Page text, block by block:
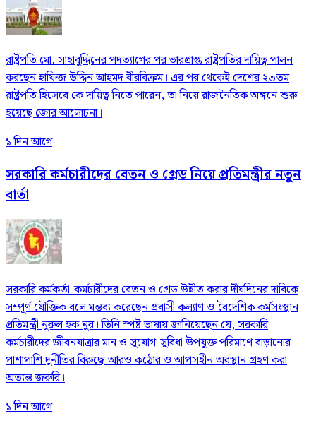
রাষ্ট্রপতি মো. সাহাবুদ্দিনের পদত্যাগের পর ভারপ্রাপ্ত রাষ্ট্রপতির দায়িত্ব পালন
করছেন হাফিজ উদ্দিন আহমদ বীরবিক্রম। এর পর থেকেই দেশের ২৩তম
রাষ্ট্রপতি হিসেবে কে দায়িত্ব নিতে পারেন, তা নিয়ে রাজনৈতিক অঙ্গনে শুরু
হয়েছে জোর আলোচনা।
১ দিন আগে
সরকারি কর্মচারীদের বেতন ও গ্রেড নিয়ে প্রতিমন্ত্রীর নতুন
বার্তা
সরকারি কর্মকর্তা-কর্মচারীদের বেতন ও গ্রেড উন্নীত করার দীর্ঘদিনের দাবিকে
সম্পূর্ণ যৌক্তিক বলে মন্তব্য করেছেন প্রবাসী কল্যাণ ও বৈদেশিক কর্মসংস্থান
প্রতিমন্ত্রী নুরুল হক নুর। তিনি স্পষ্ট ভাষায় জানিয়েছেন যে, সরকারি
কর্মচারীদের জীবনযাত্রার মান ও সুযোগ-সুবিধা উপযুক্ত পরিমাণে বাড়ানোর
পাশাপাশি দুর্নীতির বিরুদ্ধে আরও কঠোর ও আপসহীন অবস্থান গ্রহণ করা
অত্যন্ত জরুরি।
১ দিন আগে